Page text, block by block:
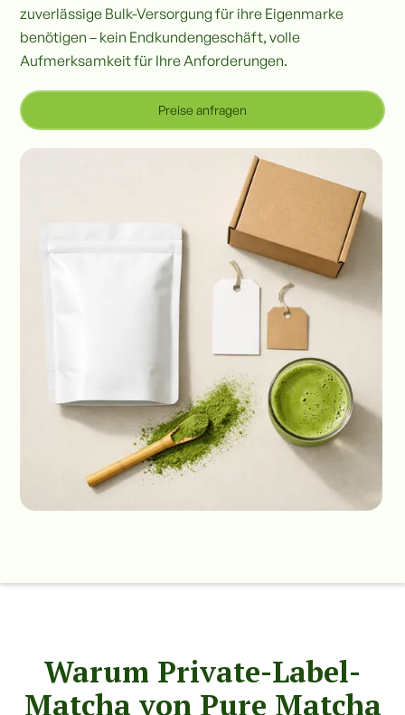
zuverlässige Bulk-Versorgung für ihre Eigenmarke
benötigen – kein Endkundengeschäft, volle
Aufmerksamkeit für Ihre Anforderungen.
Preise anfragen
Warum Private-Label-
Matcha von Pure Matcha